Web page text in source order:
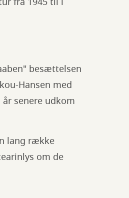
besættelsen
Hansen med
senere udkom
lang række
om de